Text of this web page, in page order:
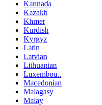
Kannada
Kazakh
Khmer
Kurdish
Kyrgyz
Latin
Latvian
Lithuanian
Luxembou..
Macedonian
Malagasy
Malay